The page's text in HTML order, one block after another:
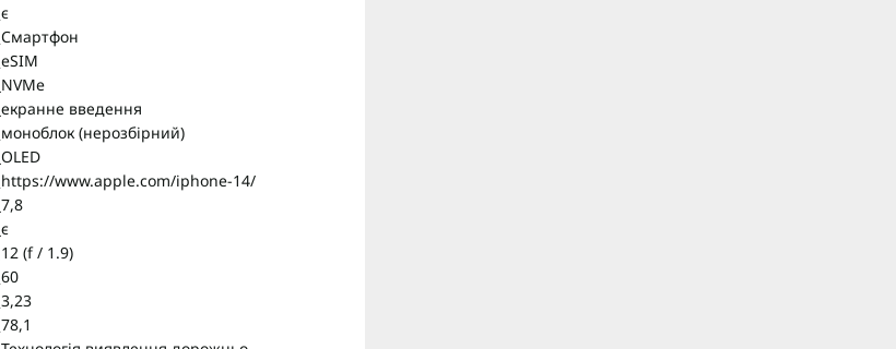
є
Смартфон
eSIM
NVMe
екранне введення
моноблок (нерозбірний)
OLED
https://www.apple.com/iphone-14/
7,8
є
12 (f / 1.9)
60
3,23
78,1